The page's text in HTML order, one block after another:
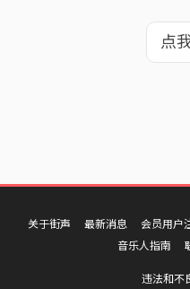
点
关于街声 最新消息 会员用户
音乐人指南
违法和不